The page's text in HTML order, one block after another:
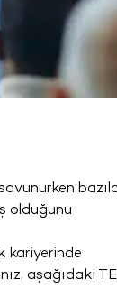
olduğunu
kariyerinde
aşağıdaki